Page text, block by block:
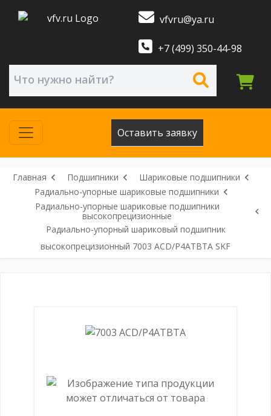
vfvru@ya.ru
+7 (499) 350-44-98
Оставить заявку
Главная Подшипники
Шариковые подшипники
Радиально-упорные шариковые подшипники
Радиально-упорные шариковые подшипники
высокопрецизионные
Радиально-упорный шариковый подшипник
высокопрецизионный 7003 ACD/P4ATBTA SKF